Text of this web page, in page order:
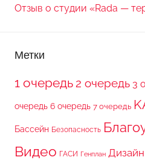
Отзыв о студии «Rada —
Метки
1 очередь 2 очередь 3
очередь 6 очередь 7 очередь
Бассейн Безопасность
Видео ГАСИ Генплан Дизайн